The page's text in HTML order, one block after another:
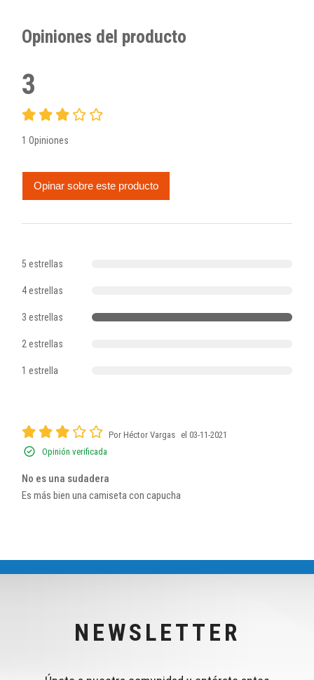
Opiniones del producto
3
1 Opiniones
Opinar sobre este producto
5 estrellas
4 estrellas
3 estrellas
2 estrellas
1 estrella
Por Héctor Vargas el 03-11-2021
Opinión verificada
No es una sudadera
Es más bien una camiseta con capucha
NEWSLETTER